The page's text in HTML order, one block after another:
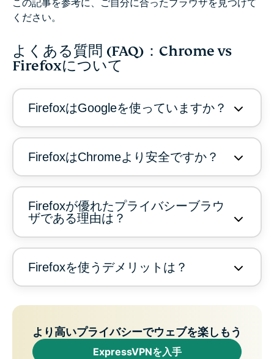
この記事を参考に、ご自分に合ったブラウザを見つけて
ください。
よくある質問 (FAQ)：Chrome vs
Firefoxについて
FirefoxはGoogleを使っていますか？
FirefoxはChromeより安全ですか？
Firefoxが優れたプライバシーブラウ
ザである理由は？
Firefoxを使うデメリットは？
より高いプライバシーでウェブを楽しもう
ExpressVPNを入手